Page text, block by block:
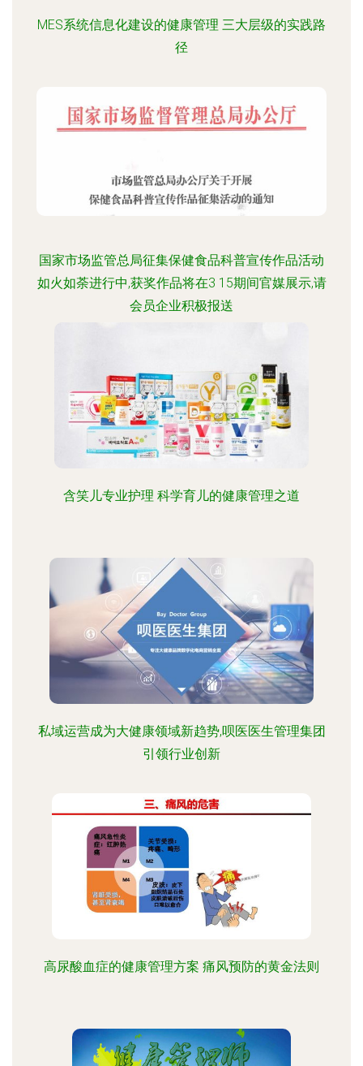
MES系统信息化建设的健康管理 三大层级的实践路
径
国家市场监管总局征集保健食品科普宣传作品活动
如火如荼进行中,获奖作品将在3 15期间官媒展示,请
会员企业积极报送
含笑儿专业护理 科学育儿的健康管理之道
私域运营成为大健康领域新趋势,呗医医生管理集团
引领行业创新
高尿酸血症的健康管理方案 痛风预防的黄金法则